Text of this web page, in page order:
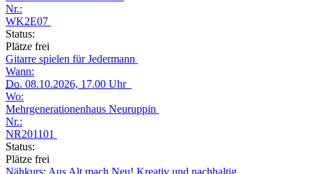
Nr.:
WK2E07
Status:
Plätze frei
Gitarre spielen für Jedermann
Wann:
Do. 08.10.2026, 17.00 Uhr
Wo:
Mehrgenerationenhaus Neuruppin
Nr.:
NR201101
Status:
Plätze frei
Nähkurs: Aus Alt mach Neu! Kreativ und nachhaltig